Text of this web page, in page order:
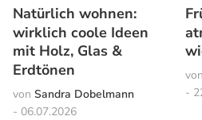
Natürlich wohnen:
wirklich coole Ideen
mit Holz, Glas &
Erdtönen
Sandra Dobelmann
06.07.2026